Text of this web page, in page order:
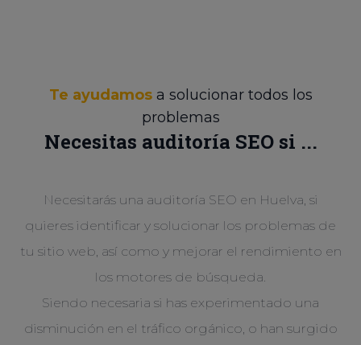
Te ayudamosa solucionar todos los
problemas
Necesitas auditoría SEO si ...
Necesitarás una auditoría SEO en Huelva, si
quieres identificar y solucionar los problemas de
tu sitio web, así como y mejorar el rendimiento en
los motores de búsqueda.
Siendo necesaria si has experimentado una
disminución en el tráfico orgánico, o han surgido